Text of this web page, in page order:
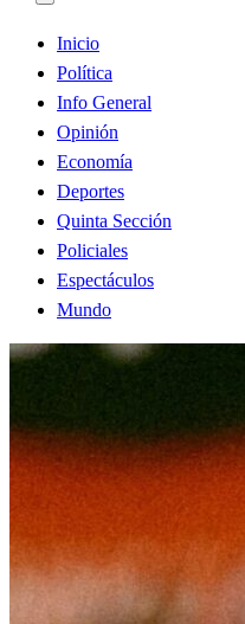
Contraste MDP
Inicio
Política
Info General
Opinión
Economía
Deportes
Quinta Sección
Policiales
Espectáculos
Mundo